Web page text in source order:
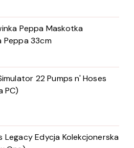
Peppa Maskotka
Peppa 33cm
22 Pumps n' Hoses
PC)
Legacy Edycja Kolekcjonerska